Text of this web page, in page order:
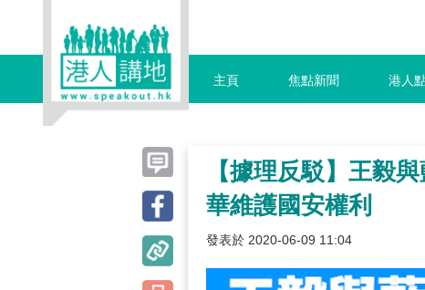
主頁 焦點新聞 港人
【據理反駁】王毅
華維護國安權利
發表於 2020-06-09 11:04